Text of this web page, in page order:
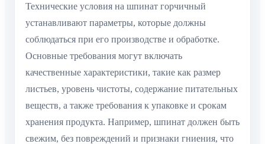
Технические условия на шпинат горчичный
устанавливают параметры, которые должны
соблюдаться при его производстве и обработке.
Основные требования могут включать
качественные характеристики, такие как размер
листьев, уровень чистоты, содержание питательных
веществ, а также требования к упаковке и срокам
хранения продукта. Например, шпинат должен быть
свежим, без повреждений и признаки гниения, что